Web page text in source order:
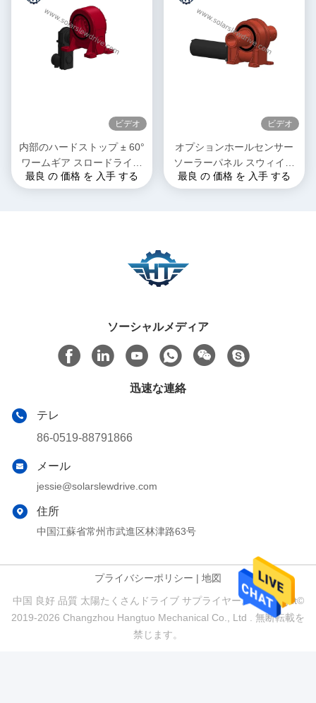
ビデオ
内部のハードストップ ± 60°
ワームギア スロードライブ
自閉と精度 0.15 度
最良 の 価格 を 入手 する
ビデオ
オプションホールセンサー
ソーラーパネル スウィイン
グドライブ 迅速で簡単な設
最良 の 価格 を 入手 する
ソーシャルメディア
迅速な連絡
テレ
86-0519-88791866
メール
jessie@solarslewdrive.com
住所
中国江蘇省常州市武進区林津路63号
プライバシーポリシー | 地図
中国 良好 品質 太陽たくさんドライブ サプライヤー。 Copyright©
2019-2026 Changzhou Hangtuo Mechanical Co., Ltd . 無断転載を
禁じます。